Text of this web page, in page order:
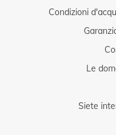
Condizioni
Le
Siete